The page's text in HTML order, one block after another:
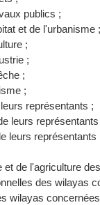
publics ;
et de l'urbanisme ;
;
;
;
;
représentants ;
leurs représentants
leurs représentants
de l'agriculture
des wilayas
wilayas